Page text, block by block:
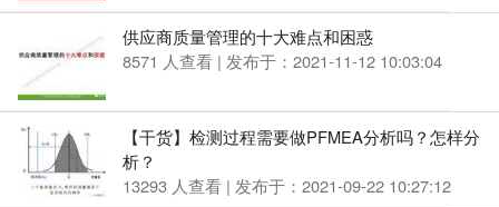
供应商质量管理的十大难点和困惑
8571 人查看 | 发布于：2021-11-12 10:03:04
【干货】检测过程需要做PFMEA分析吗？怎样分
析？
13293 人查看 | 发布于：2021-09-22 10:27:12